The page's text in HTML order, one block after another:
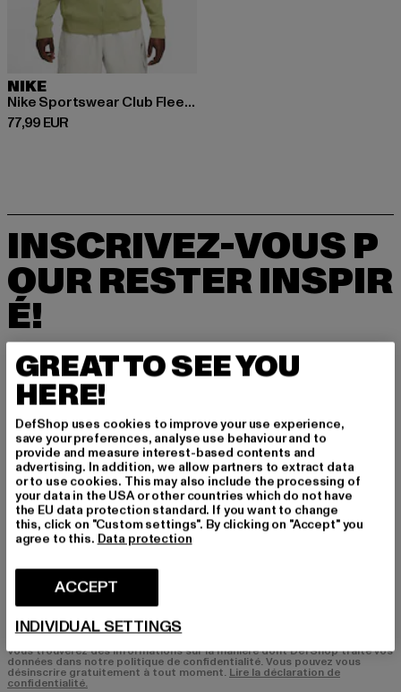
NIKE
Nike Sportswear Club Fleece Zip Hoodies
77,99 EUR
Prix courant: 77,99 EUR
INSCRIVEZ-VOUS P
OUR RESTER INSPIR
É!
Inscrivez-vous ici à notre newsletter et receve
z à l'avenir des informations sur les tendances
actuelles, les offres et les bons de réduction d
e DefShop par e-mail!
Quels sont les produits qui vous intéressent?
HOMME
FEMME
COURRIEL
S'INSCRIRE
Vous trouverez des informations sur la manière dont DefShop traite vos
données dans notre politique de confidentialité. Vous pouvez vous
désinscrire gratuitement à tout moment. Lire la déclaration de
confidentialité.
GREAT TO SEE YOU
HERE!
DefShop uses cookies to improve your use experience,
save your preferences, analyse use behaviour and to
provide and measure interest-based contents and
advertising. In addition, we allow partners to extract data
or to use cookies. This may also include the processing of
your data in the USA or other countries which do not have
the EU data protection standard. If you want to change
this, click on "Custom settings". By clicking on "Accept" you
agree to this. Data protection
ACCEPT
INDIVIDUAL SETTINGS